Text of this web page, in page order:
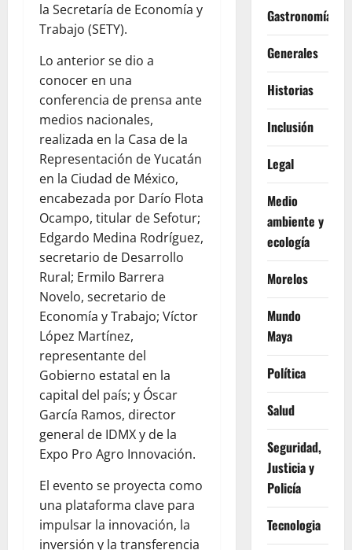
la Secretaría de Economía y
Trabajo (SETY).
Lo anterior se dio a
conocer en una
conferencia de prensa ante
medios nacionales,
realizada en la Casa de la
Representación de Yucatán
en la Ciudad de México,
encabezada por Darío Flota
Ocampo, titular de Sefotur;
Edgardo Medina Rodríguez,
secretario de Desarrollo
Rural; Ermilo Barrera
Novelo, secretario de
Economía y Trabajo; Víctor
López Martínez,
representante del
Gobierno estatal en la
capital del país; y Óscar
García Ramos, director
general de IDMX y de la
Expo Pro Agro Innovación.
El evento se proyecta como
una plataforma clave para
impulsar la innovación, la
inversión y la transferencia
Gastronomía
Generales
Historias
Inclusión
Legal
Medio
ambiente y
ecología
Morelos
Mundo
Maya
Política
Salud
Seguridad,
Justicia y
Policía
Tecnologia